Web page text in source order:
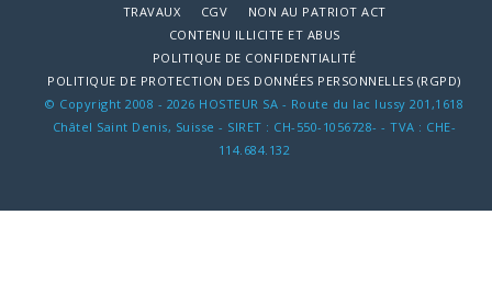
TRAVAUX
CGV
NON AU PATRIOT ACT
CONTENU ILLICITE ET ABUS
POLITIQUE DE CONFIDENTIALITÉ
POLITIQUE DE PROTECTION DES DONNÉES PERSONNELLES (RGPD)
© Copyright 2008 - 2026 HOSTEUR SA - Route du lac lussy 201,1618
Châtel Saint Denis, Suisse - SIRET : CH-550-1056728- - TVA : CHE-
114.684.132